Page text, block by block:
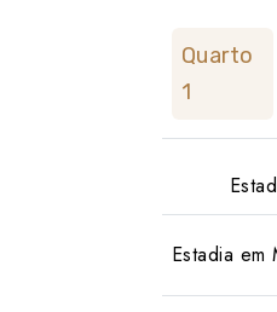
Quarto
1
Estadia em